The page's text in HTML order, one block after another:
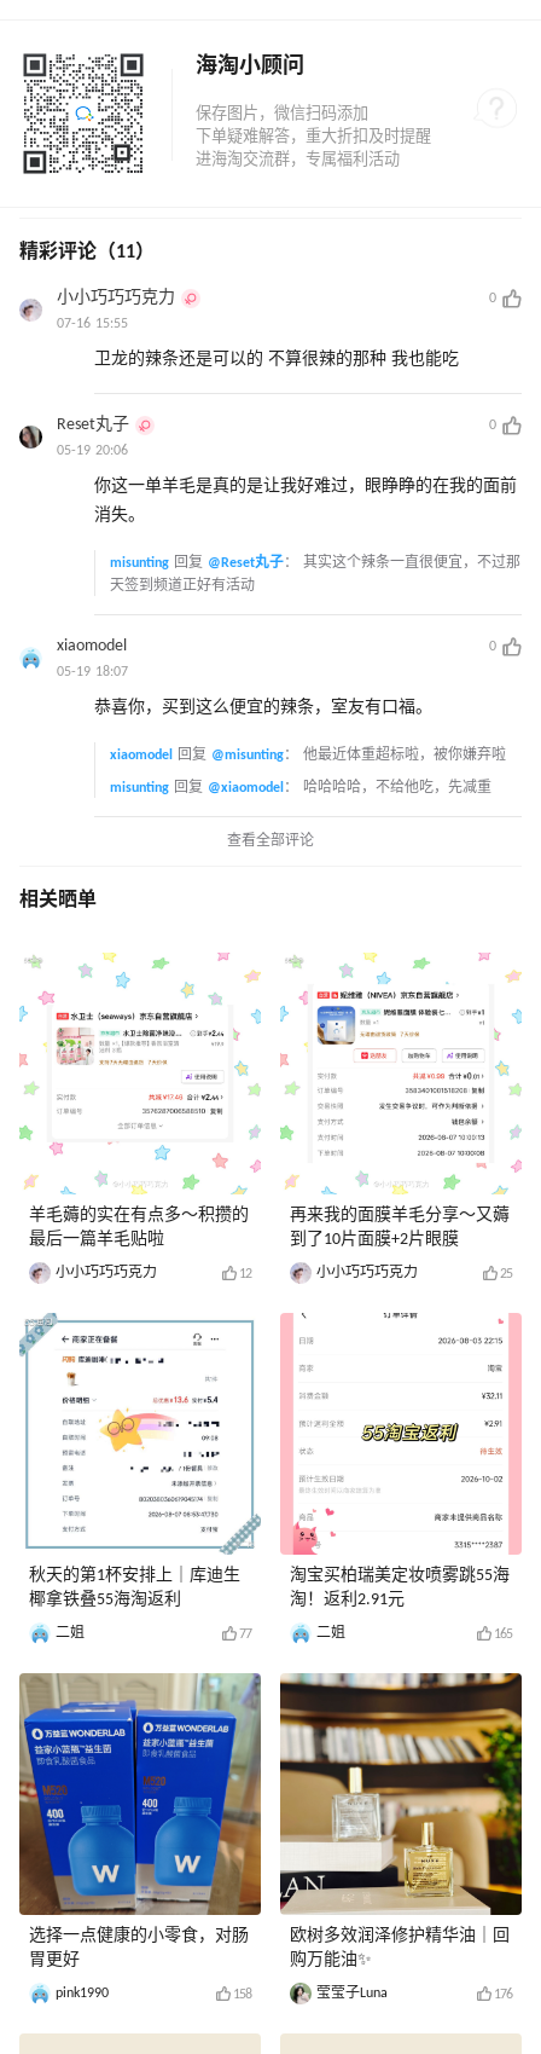
海淘小顾问
精彩评论（11）
小小巧巧巧克力
0
07-16 15:55
卫龙的辣条还是可以的 不算很辣的那种 我也能吃
Reset丸子
0
05-19 20:06
你这一单羊毛是真的是让我好难过，眼睁睁的在我的面前
消失。
misunting 回复 @Reset丸子： 其实这个辣条一直很便宜，不过那
天签到频道正好有活动
xiaomodel
0
05-19 18:07
恭喜你，买到这么便宜的辣条，室友有口福。
xiaomodel 回复 @misunting： 他最近体重超标啦，被你嫌弃啦
misunting 回复 @xiaomodel ： 哈哈哈哈，不给他吃，先减重
查看全部评论
相关晒单
羊毛薅的实在有点多～积攒的
最后一篇羊毛贴啦
小小巧巧巧克力 12
秋天的第1杯安排上｜库迪生
椰拿铁叠55海淘返利
二姐 77
选择一点健康的小零食，对肠
胃更好
pink1990 158
再来我的面膜羊毛分享～又薅
到了10片面膜+2片眼膜
小小巧巧巧克力 25
淘宝买柏瑞美定妆喷雾跳55海
淘！返利2.91元
二姐 165
欧树多效润泽修护精华油｜回
购万能油✨
莹莹子Luna 176